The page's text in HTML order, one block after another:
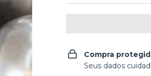
Compra
Seus dados